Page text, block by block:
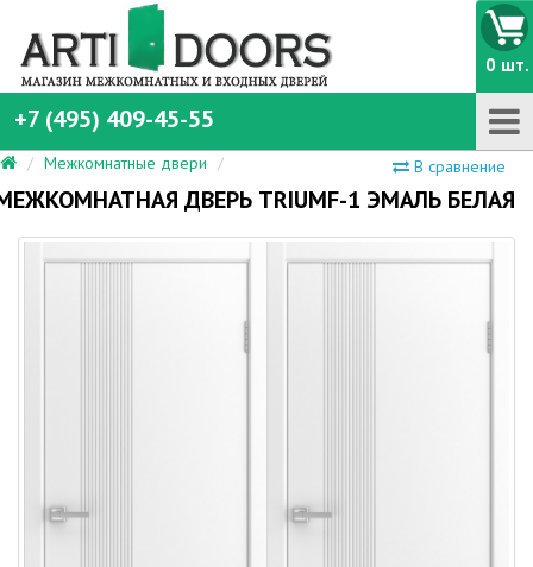
+7 (495) 409-45-55
0 шт.
В сравнение
Межкомнатные двери
ДВЕРЬ TRIUMF-1 ЭМАЛЬ БЕЛАЯ